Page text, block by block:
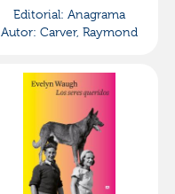
Editorial: Anagrama
Autor: Carver, Raymond